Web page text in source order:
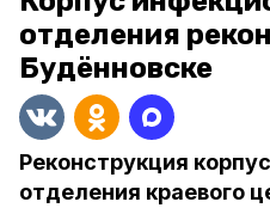
отделения
Будённовске
Реконструкция
отделения краевого